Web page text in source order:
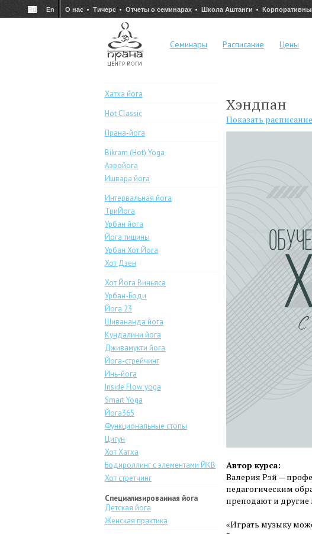
Ru En О нас Тичерс Отчеты о семинарах Школа Аштанги
Семинары Расписание Цены
Хатха йога
Hot Classic
Прана-йога
Bikram (Hot) Yoga
Аэройога
Ишвара йога
Интервальная йога
ТриЙога
Урбан йога
Йога тишины
Урбан Хот Йога
Хот Дзен
Хот Йога Виньяса
Урбан-Боди
Йога 23
Шивананда йога
Кундалини йога
Дживамукти йога
Йога-стрейчинг
Инь-йога
Inside Flow yoga
Smart Yoga
Йога365
Функциональные стопы
Цигун
Хот Хатха
Бодироллинг с элементами ЙКВ
Хот стретчинг
Специализированная йога
Детская йога
Женская практика
Хэндпан
Показать расписание
Автор курса:
Валерия Рэй —
педагогическим
преподают и
«Играть музыку